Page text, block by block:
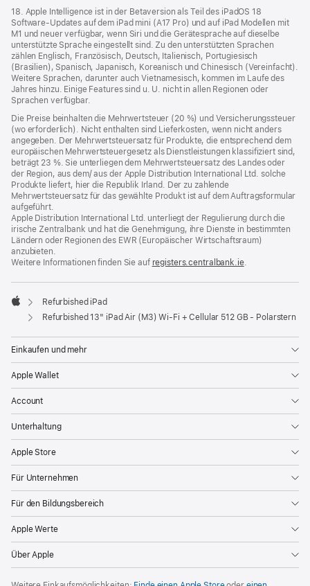
18. Apple Intelligence ist in der Betaversion als Teil des iPadOS 18
Software-Updates auf dem iPad mini (A17 Pro) und auf iPad Modellen mit
M1 und neuer verfügbar, wenn Siri und die Gerätesprache auf dieselbe
unterstützte Sprache eingestellt sind. Zu den unterstützten Sprachen
zählen Englisch, Französisch, Deutsch, Italienisch, Portugiesisch
(Brasilien), Spanisch, Japanisch, Koreanisch und Chinesisch (Vereinfacht).
Weitere Sprachen, darunter auch Vietnamesisch, kommen im Laufe des
Jahres hinzu. Einige Features sind u. U. nicht in allen Regionen oder
Sprachen verfügbar.
Die Preise beinhalten die Mehrwertsteuer (20 %) und Versicherungssteuer
(wo erforderlich). Nicht enthalten sind Lieferkosten, wenn nicht anders
angegeben. Der Mehrwertsteuersatz für Produkte, die entsprechend dem
europäischen Mehrwertsteuergesetz als Dienstleistungen klassifiziert sind,
beträgt 23 %. Sie unterliegen dem Mehrwertsteuersatz des Landes oder
der Region, aus dem/ aus der Apple Distribution International Ltd. solche
Produkte liefert, hier die Republik Irland. Der zu zahlende
Mehrwertsteuersatz für das gewählte Produkt ist auf dem Auftragsformular
aufgeführt.
Apple Distribution International Ltd. unterliegt der Regulierung durch die
irische Zentralbank und hat die Genehmigung, ihre Dienste in bestimmten
Ländern oder Regionen des EWR (Europäischer Wirtschaftsraum)
anzubieten.
Weitere Informationen finden Sie auf registers.centralbank.ie(Öffnet
neues
.
Apple
Refurbished iPad
Refurbished 13" iPad Air (M3) Wi‑Fi + Cellular 512 GB - Polarstern
Einkaufen und mehr
Apple Wallet
Account
Unterhaltung
Apple Store
Für Unternehmen
Für den Bildungsbereich
Apple Werte
Über Apple